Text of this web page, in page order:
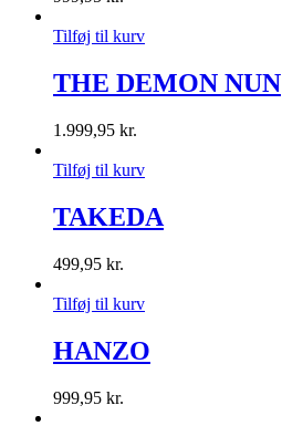
Tilføj til kurv
THE DEMON NUN
1.999,95 kr.
Tilføj til kurv
TAKEDA
499,95 kr.
Tilføj til kurv
HANZO
999,95 kr.